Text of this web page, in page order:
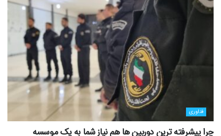
فناوری
چرا پیشرفته ترین دوربین ها هم نیاز شما به یک موسسه